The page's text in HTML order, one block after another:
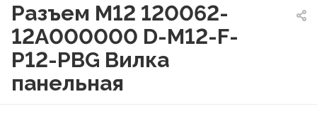
Разъем М12 120062-
12A000000 D-M12-F-
P12-PBG Вилка
панельная